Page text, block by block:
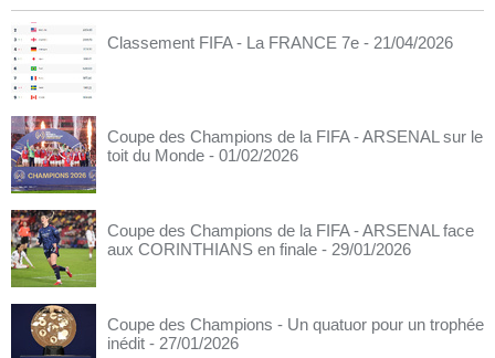
Classement FIFA - La FRANCE 7e - 21/04/2026
Coupe des Champions de la FIFA - ARSENAL sur le
toit du Monde - 01/02/2026
Coupe des Champions de la FIFA - ARSENAL face
aux CORINTHIANS en finale - 29/01/2026
Coupe des Champions - Un quatuor pour un trophée
inédit - 27/01/2026